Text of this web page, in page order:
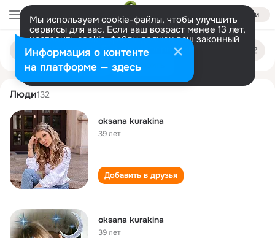
Войти
Мы используем cookie-файлы, чтобы улучшить
сервисы для вас. Если ваш возраст менее 13 лет,
настроить cookie-файлы должен ваш законный
представитель. Больше информации
Разрешить все Настроить
Поиск
людям
oksana kurakina
Люди132
oksana kurakina
39 лет
Добавить в друзья
oksana kurakina
39 лет
Информация о контенте
на платформе — здесь